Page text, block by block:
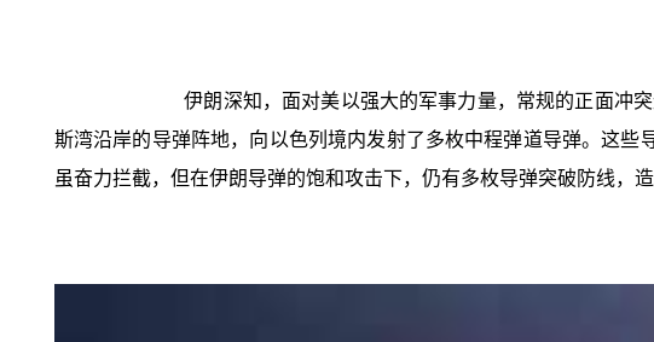
伊朗深知，面对美以强大的军事力量，常规的正面冲
斯湾沿岸的导弹阵地，向以色列境内发射了多枚中程弹道导弹。这
虽奋力拦截，但在伊朗导弹的饱和攻击下，仍有多枚导弹突破防线，